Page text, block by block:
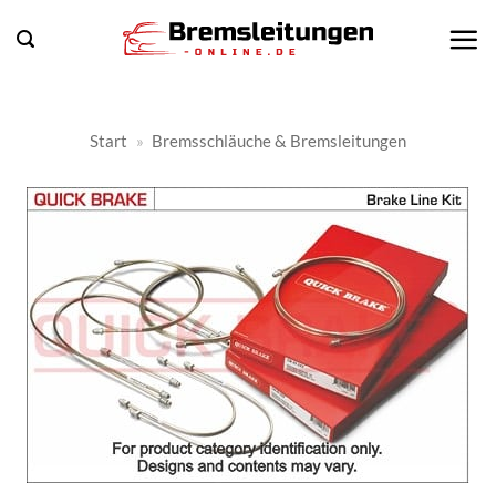
Inhalt
Start » Bremsschläuche & Bremsleitungen